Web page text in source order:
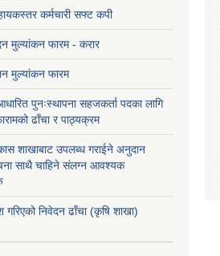
कर्मचारी सफ्ट कपी
मुल्यांकन फारम - करार
मुल्यांकन फारम
पुनःस्थापना सहजकर्ता पदका लागि
ढाँचा र पाठ्यक्रम
शाखाबाट उपलब्ध गराईने अनुदान
साथै चाहिने संलग्न आवश्यक
गरिएको निवेदन ढाँचा (कृषि शाखा)